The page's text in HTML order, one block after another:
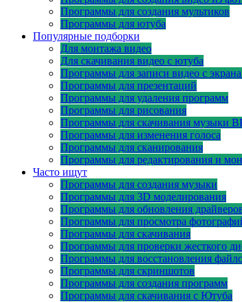
Программы для создания мультиков
Программы для ютуба
Популярные подборки
Для монтажа видео
Для скачивания видео с ютуба
Программы для записи видео с
Программы для презентаций
Программы для удаления программ
Программы для рисования
Программы для скачивания музыки
Программы для изменения голоса
Программы для сканирования
Программы для редактирования и
Часто ищут
Программы для создания музыки
Программы для 3D моделирования
Программы для обновления
Программы для просмотра
Программы для скачивания
Программы для проверки жесткого
Программы для восстановления
Программы для скриншотов
Программы для создания программ
Программы для скачивания с Ютуба